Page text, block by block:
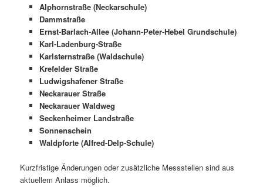
Alphornstraße (Neckarschule)
Dammstraße
Ernst-Barlach-Allee (Johann-Peter-Hebel Grundschule)
Karl-Ladenburg-Straße
Karlsternstraße (Waldschule)
Krefelder Straße
Ludwigshafener Straße
Neckarauer Straße
Neckarauer Waldweg
Seckenheimer Landstraße
Sonnenschein
Waldpforte (Alfred-Delp-Schule)
Kurzfristige Änderungen oder zusätzliche Messstellen sind aus
aktuellem Anlass möglich.